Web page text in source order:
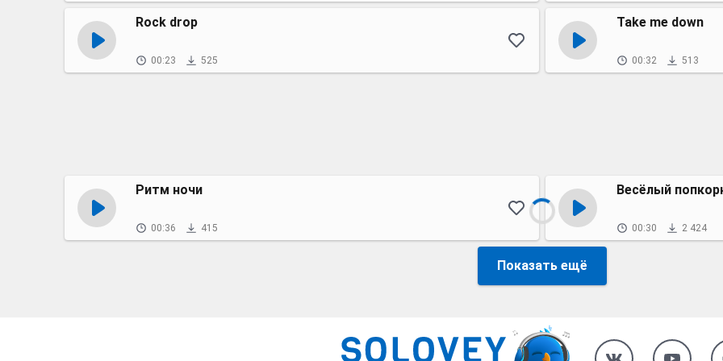
Rock drop
00:23 525
Take me down
00:32 513
Ритм ночи
00:36 415
Весёлый
00:30 2 424
Показать ещё